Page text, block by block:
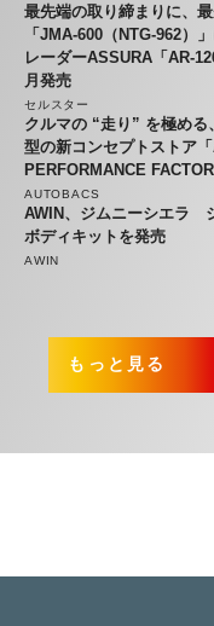
最先端の取り締まりに、
「JMA-600（NTG-962）
レーダーASSURA「AR-
月発売
セルスター
クルマの “走り” を極め
型の新コンセプトストア
PERFORMANCE
AUTOBACS
AWIN、ジムニーシエラ
ボディキットを発売
AWIN
もっと見る